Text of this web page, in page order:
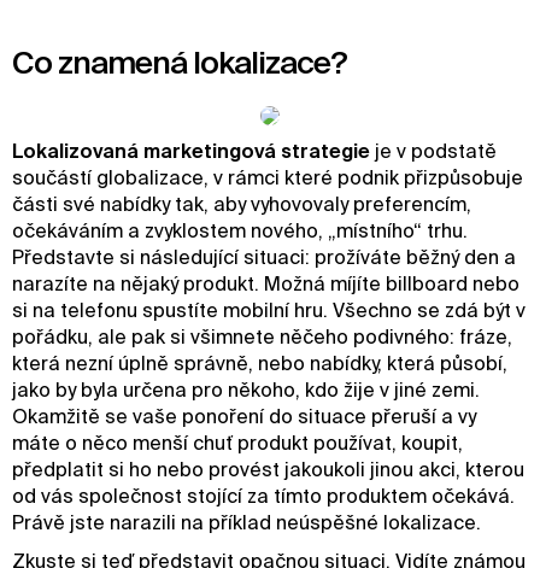
Co znamená lokalizace?
Lokalizovaná marketingová strategie je v podstatě
součástí globalizace, v rámci které podnik přizpůsobuje
části své nabídky tak, aby vyhovovaly preferencím,
očekáváním a zvyklostem nového, „místního“ trhu.
Představte si následující situaci: prožíváte běžný den a
narazíte na nějaký produkt. Možná míjíte billboard nebo
si na telefonu spustíte mobilní hru. Všechno se zdá být v
pořádku, ale pak si všimnete něčeho podivného: fráze,
která nezní úplně správně, nebo nabídky, která působí,
jako by byla určena pro někoho, kdo žije v jiné zemi.
Okamžitě se vaše ponoření do situace přeruší a vy
máte o něco menší chuť produkt používat, koupit,
předplatit si ho nebo provést jakoukoli jinou akci, kterou
od vás společnost stojící za tímto produktem očekává.
Právě jste narazili na příklad neúspěšné lokalizace.
Zkuste si teď představit opačnou situaci. Vidíte známou